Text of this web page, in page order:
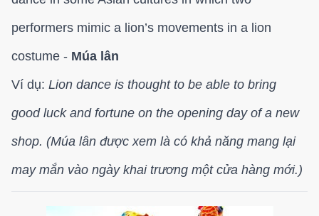
performers mimic a lion’s movements in a lion
costume - Múa lân
Ví dụ: Lion dance is thought to be able to bring
good luck and fortune on the opening day of a new
shop. (Múa lân được xem là có khả năng mang lại
may mắn vào ngày khai trương một cửa hàng mới.)